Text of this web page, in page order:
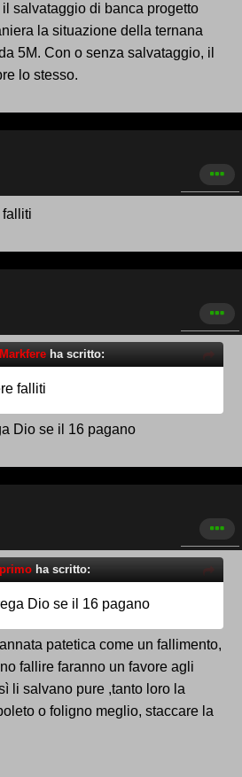
salvataggio di banca progetto
la situazione della ternana
5M. Con o senza salvataggio, il
lo stesso.
falliti
Markfere ha scritto:
falliti
Dio se il 16 pagano
primo ha scritto:
Dio se il 16 pagano
patetica come un fallimento,
fallire faranno un favore agli
li salvano pure ,tanto loro la
o foligno meglio, staccare la